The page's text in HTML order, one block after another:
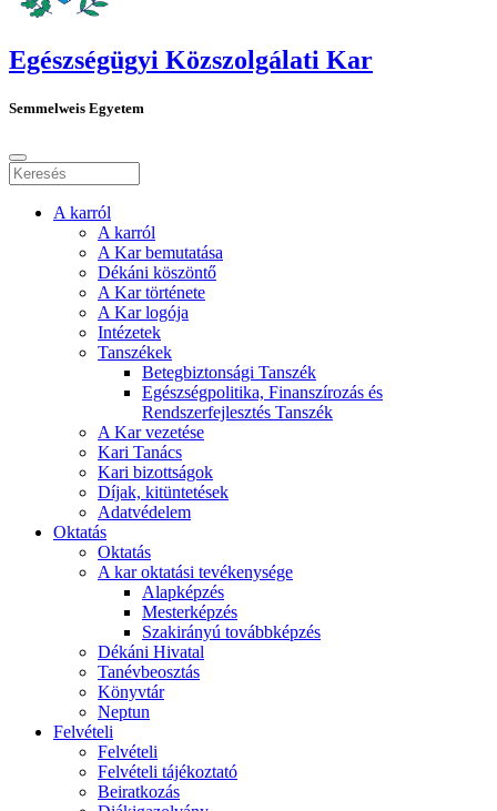
Egészségügyi Közszolgálati Kar
Semmelweis Egyetem
A karról
A karról
A Kar bemutatása
Dékáni köszöntő
A Kar története
A Kar logója
Intézetek
Tanszékek
Betegbiztonsági Tanszék
Egészségpolitika, Finanszírozás és
Rendszerfejlesztés Tanszék
A Kar vezetése
Kari Tanács
Kari bizottságok
Díjak, kitüntetések
Adatvédelem
Oktatás
Oktatás
A kar oktatási tevékenysége
Alapképzés
Mesterképzés
Szakirányú továbbképzés
Dékáni Hivatal
Tanévbeosztás
Könyvtár
Neptun
Felvételi
Felvételi
Felvételi tájékoztató
Beiratkozás